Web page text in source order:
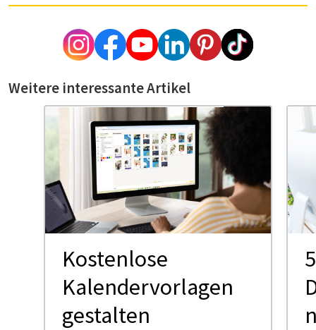
Weitere interessante Artikel
Kostenlose
Kalendervorlagen
gestalten